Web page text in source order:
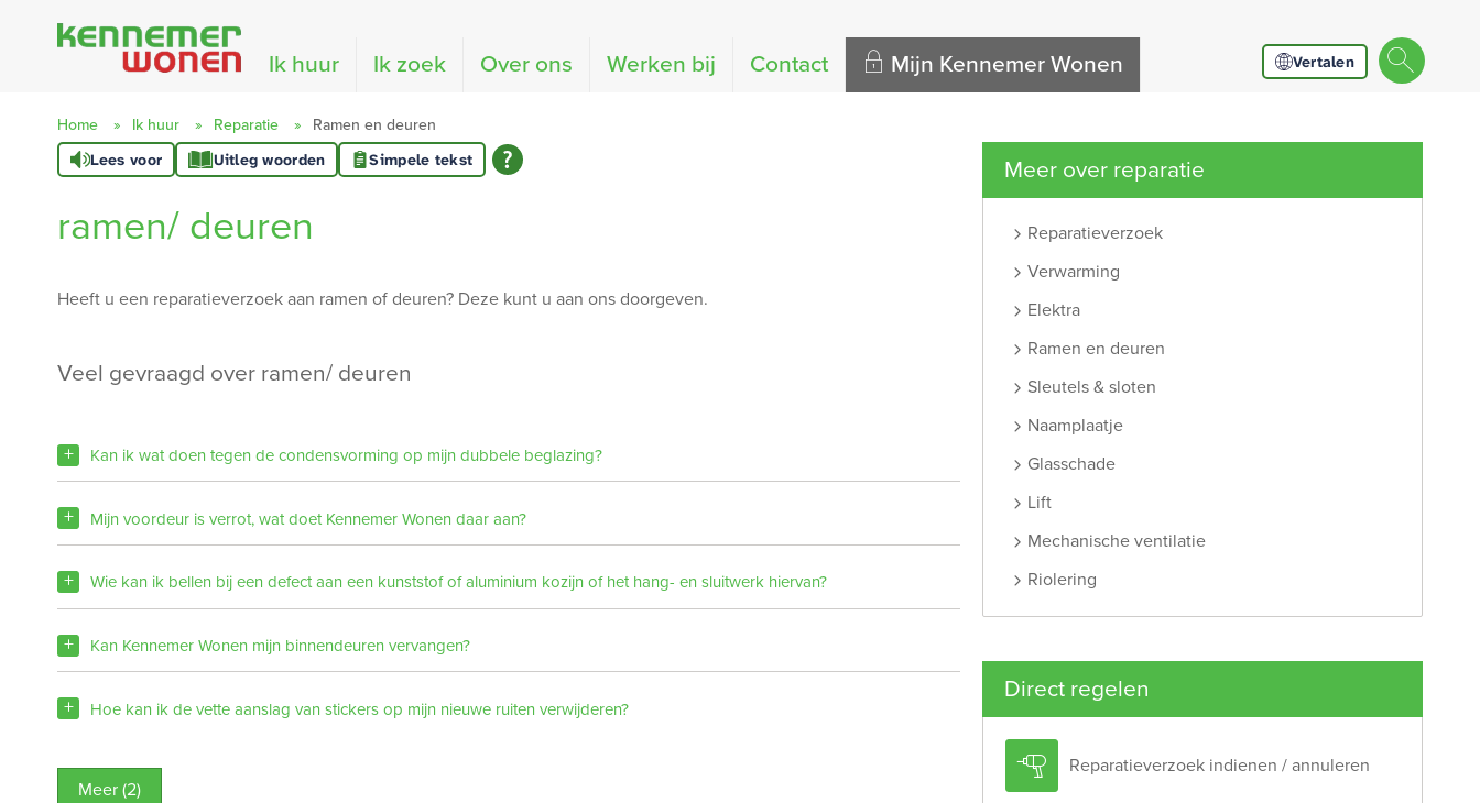
Naar hoofdinhoud
Naar hoofdnavigatiemenu
Naar zoeken
Naar de homepage
Ik huur Ik zoek Over ons Werken bij Contact Mijn Kennemer Wonen Vertalen
Home Ik huur Reparatie Ramen en deuren
Lees voor Uitleg woorden Simpele tekst
ramen/ deuren
Heeft u een reparatieverzoek aan ramen of deuren? Deze kunt u aan ons doorgeven.
veel gevraagd over ramen/ deuren
Kan ik wat doen tegen de condensvorming op mijn dubbele beglazing?
Mijn voordeur is verrot, wat doet Kennemer Wonen daar aan?
Wie kan ik bellen bij een defect aan een kunststof of aluminium kozijn of het hang- en sluitwerk hiervan?
Kan Kennemer Wonen mijn binnendeuren vervangen?
Hoe kan ik de vette aanslag van stickers op mijn nieuwe ruiten verwijderen?
Meer (2)
Meer over reparatie
Reparatieverzoek
Verwarming
Elektra
Ramen en deuren
Sleutels & sloten
Naamplaatje
Glasschade
Lift
Mechanische ventilatie
Riolering
Direct regelen
 Reparatieverzoek indienen / annuleren